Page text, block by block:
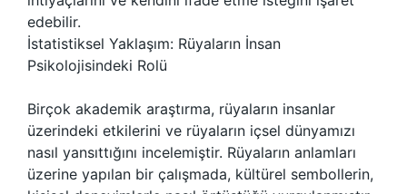
edebilir.
İstatistiksel Yaklaşım: Rüyaların İnsan
Psikolojisindeki Rolü
Birçok akademik araştırma, rüyaların insanlar
üzerindeki etkilerini ve rüyaların içsel dünyamızı
nasıl yansıttığını incelemiştir. Rüyaların anlamları
üzerine yapılan bir çalışmada, kültürel sembollerin,